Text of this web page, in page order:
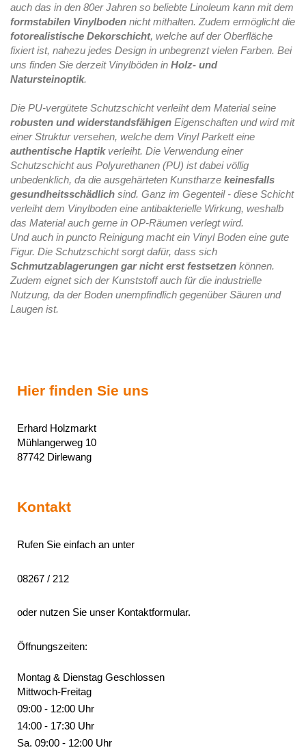
auch das in den 80er Jahren so beliebte Linoleum kann mit dem
formstabilen Vinylboden nicht mithalten. Zudem ermöglicht die
fotorealistische Dekorschicht, welche auf der Oberfläche
fixiert ist, nahezu jedes Design in unbegrenzt vielen Farben. Bei
uns finden Sie derzeit Vinylböden in Holz- und
Natursteinoptik.
Die PU-vergütete Schutzschicht verleiht dem Material seine
robusten und widerstandsfähigen Eigenschaften und wird mit
einer Struktur versehen, welche dem Vinyl Parkett eine
authentische Haptikverleiht. Die Verwendung einer
Schutzschicht aus Polyurethanen (PU) ist dabei völlig
unbedenklich, da die ausgehärteten Kunstharze keinesfalls
gesundheitsschädlich sind. Ganz im Gegenteil - diese Schicht
verleiht dem Vinylboden eine antibakterielle Wirkung, weshalb
das Material auch gerne in OP-Räumen verlegt wird.
Und auch in puncto Reinigung macht ein Vinyl Boden eine gute
Figur. Die Schutzschicht sorgt dafür, dass sich
Schmutzablagerungen gar nicht erst festsetzen können.
Zudem eignet sich der Kunststoff auch für die industrielle
Nutzung, da der Boden unempfindlich gegenüber Säuren und
Laugen ist.
Hier finden Sie uns
Erhard Holzmarkt
Mühlangerweg 10
87742 Dirlewang
Kontakt
Rufen Sie einfach an unter
08267 / 212
oder nutzen Sie unser Kontaktformular.
Öffnungszeiten:
Montag & Dienstag Geschlossen
Mittwoch-Freitag
09:00 - 12:00 Uhr
14:00 - 17:30 Uhr
Sa. 09:00 - 12:00 Uhr